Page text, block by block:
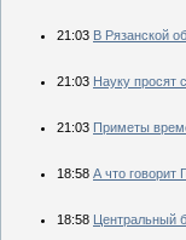
21:03 В Рязанской
21:03 Науку просят
21:03 Приметы
18:58 А что говорит
18:58 Центральный